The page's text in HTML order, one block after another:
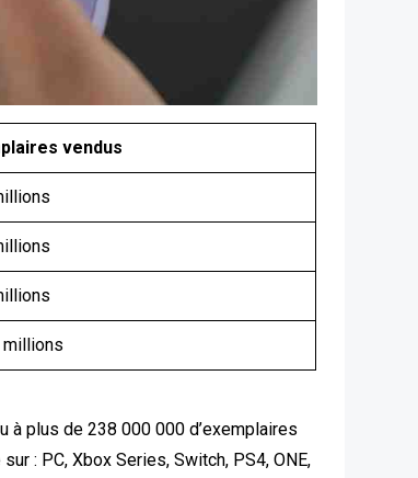
vendus
millions
à plus de 238 000 000 d’exemplaires
: PC, Xbox Series, Switch, PS4, ONE,